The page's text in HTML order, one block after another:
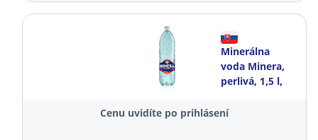
Minerálna
voda Minera,
perlivá, 1,5 l,
kusov
Cenu uvidíte po prihlásení